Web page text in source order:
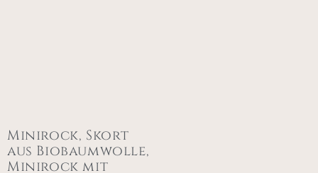
Minirock, Skort
aus Biobaumwolle,
Minirock mit